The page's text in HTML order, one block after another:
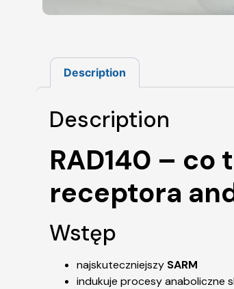
Description
Description
RAD140 –
receptora
Wstęp
najskuteczniejszy SARM
indukuje procesy anaboliczne